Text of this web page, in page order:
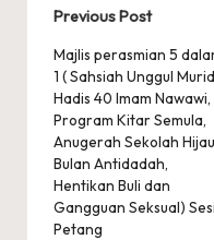
Post
navigation
Previous Post
Majlis perasmian 5
1 ( Sahsiah Unggul
Hadis 40 Imam Nawawi,
Program Kitar Semula,
Anugerah Sekolah
Bulan Antidadah,
Hentikan Buli dan
Gangguan Seksual) Sesi
Petang